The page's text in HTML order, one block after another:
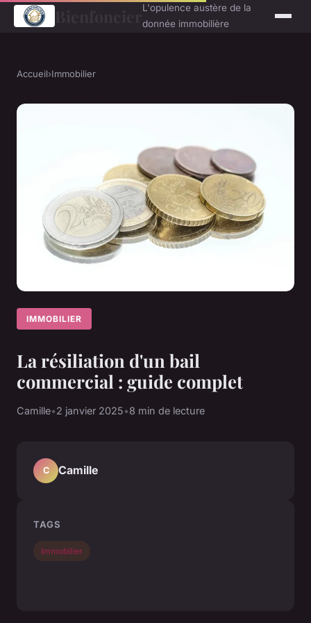
L'opulence austère de la
donnée immobilière
Accueil›Immobilier
IMMOBILIER
La résiliation d'un bail
commercial : guide complet
Camille•2 janvier 2025•8 min de lecture
C Camille
TAGS
Immobilier